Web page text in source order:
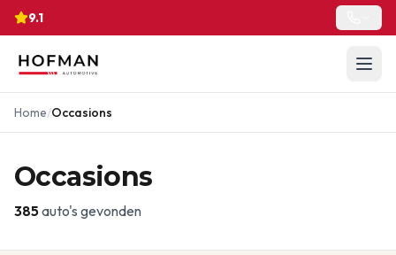
9.1
Home/Occasions
Occasions
385 auto's gevonden